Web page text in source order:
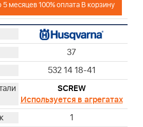
5 месяцев 100% оплата В корзину
37
532 14 18-41
SCREW
Используется в агрегатах
1